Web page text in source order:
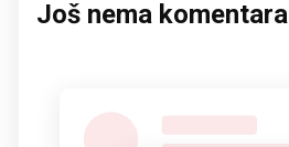
Još nema komentara